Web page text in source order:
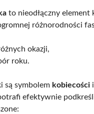
to nieodłączny element
różnorodności
okazji,
roku.
są symbolem kobiecości i
efektywnie